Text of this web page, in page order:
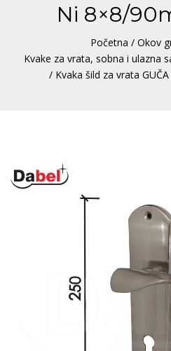
Ni 8×8/
Početna / Okov
Kvake za vrata, sobna i ulazna
/ Kvaka šild za vrata